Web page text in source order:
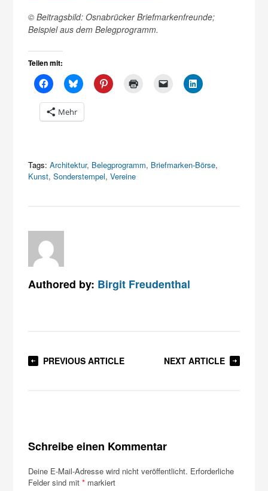
© Beitragsbild: Osnabrücker Briefmarkenfreunde;
Beispiel aus dem Belegprogramm.
Teilen mit:
Mehr
Tags: Architektur, Belegprogramm, Briefmarken-Börse,
Kunst,Sonderstempel,Vereine
Authored by: Birgit Freudenthal
PREVIOUS ARTICLE NEXT ARTICLE
Schreibe einen Kommentar
Deine E-Mail-Adresse wird nicht veröffentlicht. Erforderliche
Felder sind mit* markiert